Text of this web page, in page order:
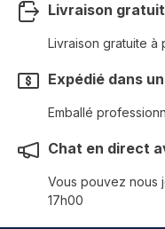
Livraison
Livraison gratuite
Expédié dans
Emballé
Chat en direct
Vous pouvez nous
17h00